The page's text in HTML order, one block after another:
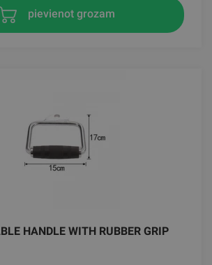
pievienot grozam
HANDLE WITH RUBBER GRIP